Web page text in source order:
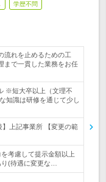
学歴不問
流れを止めるための工
まで一貫した業務をお任
※短大卒以上（文理不
知識は研修を通じて少し
上記事業所 【変更の範
考慮して提示金額以上
(待遇に変更な…